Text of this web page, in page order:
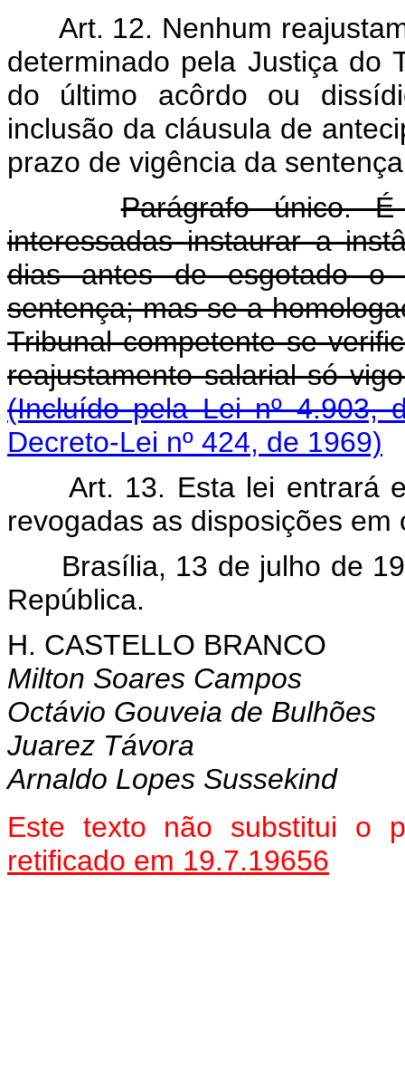
Art. 12. Nenhum
determinado pela Justiça do
do último acôrdo ou
inclusão da cláusula de
prazo de vigência da
Parágrafo único.
interessadas instaurar a
dias antes de esgotado
sentença; mas se a
Tribunal competente se
reajustamento salarial
(Incluído pela Lei nº 4.903,
Decreto-Lei nº 424, de 1969)
Art. 13. Esta lei entrará
revogadas as disposições em
Brasília, 13 de julho de
República.
H. CASTELLO BRANCO
Milton Soares Campos
Octávio Gouveia de Bulhões
Juarez Távora
Arnaldo Lopes Sussekind
Este texto não substitui o
retificado em 19.7.19656